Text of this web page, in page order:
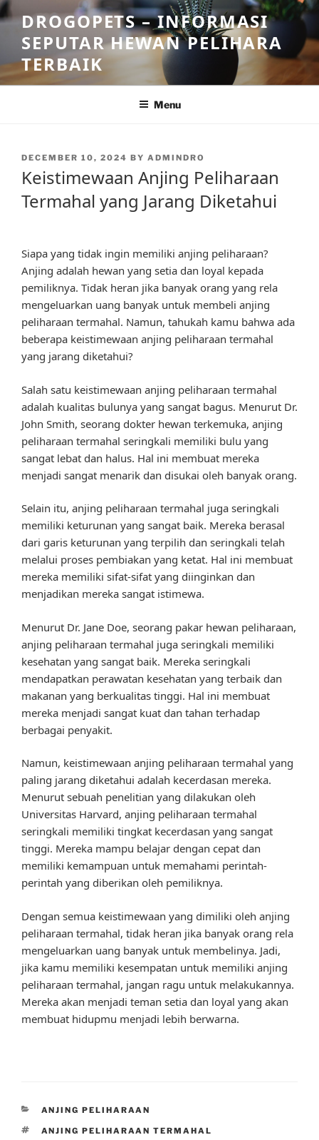
Skip
to
content
DROGOPETS – INFORMASI
SEPUTAR HEWAN PELIHARA
TERBAIK
Menu
POSTED
DECEMBER 10, 2024 BY ADMINDRO
Keistimewaan Anjing Peliharaan
Termahal yang Jarang Diketahui
Siapa yang tidak ingin memiliki anjing peliharaan?
Anjing adalah hewan yang setia dan loyal kepada
pemiliknya. Tidak heran jika banyak orang yang rela
mengeluarkan uang banyak untuk membeli anjing
peliharaan termahal. Namun, tahukah kamu bahwa ada
beberapa keistimewaan anjing peliharaan termahal
yang jarang diketahui?
Salah satu keistimewaan anjing peliharaan termahal
adalah kualitas bulunya yang sangat bagus. Menurut Dr.
John Smith, seorang dokter hewan terkemuka, anjing
peliharaan termahal seringkali memiliki bulu yang
sangat lebat dan halus. Hal ini membuat mereka
menjadi sangat menarik dan disukai oleh banyak orang.
Selain itu, anjing peliharaan termahal juga seringkali
memiliki keturunan yang sangat baik. Mereka berasal
dari garis keturunan yang terpilih dan seringkali telah
melalui proses pembiakan yang ketat. Hal ini membuat
mereka memiliki sifat-sifat yang diinginkan dan
menjadikan mereka sangat istimewa.
Menurut Dr. Jane Doe, seorang pakar hewan peliharaan,
anjing peliharaan termahal juga seringkali memiliki
kesehatan yang sangat baik. Mereka seringkali
mendapatkan perawatan kesehatan yang terbaik dan
makanan yang berkualitas tinggi. Hal ini membuat
mereka menjadi sangat kuat dan tahan terhadap
berbagai penyakit.
Namun, keistimewaan anjing peliharaan termahal yang
paling jarang diketahui adalah kecerdasan mereka.
Menurut sebuah penelitian yang dilakukan oleh
Universitas Harvard, anjing peliharaan termahal
seringkali memiliki tingkat kecerdasan yang sangat
tinggi. Mereka mampu belajar dengan cepat dan
memiliki kemampuan untuk memahami perintah-
perintah yang diberikan oleh pemiliknya.
Dengan semua keistimewaan yang dimiliki oleh anjing
peliharaan termahal, tidak heran jika banyak orang rela
mengeluarkan uang banyak untuk membelinya. Jadi,
jika kamu memiliki kesempatan untuk memiliki anjing
peliharaan termahal, jangan ragu untuk melakukannya.
Mereka akan menjadi teman setia dan loyal yang akan
membuat hidupmu menjadi lebih berwarna.
CATEGORIES
ANJING PELIHARAAN
TAGS
ANJING PELIHARAAN TERMAHAL